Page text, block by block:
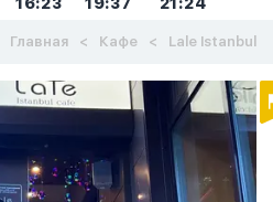
Главная Кафе Lale Istanbul